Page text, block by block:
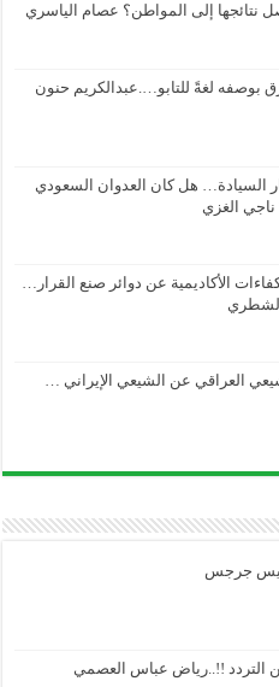
نتائجها إلى المواطن؟ عصام الياسري
بوصفه لغةً للتابو….عبدالكريم حنون
السيادة… هل كان العدوان السعودي
ناجي الغزي
الأكاديمية عن دوائر صنع القرار…
الشطري
العراقي عن الشيعي الإيراني …
جرجس
التردد !!..رياض عباس العصمي